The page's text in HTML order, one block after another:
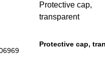
Protective cap,
transparent
Protective cap,